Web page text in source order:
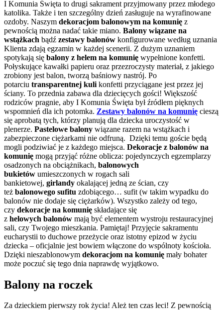
I Komunia Święta to drugi sakrament przyjmowany przez młodego
katolika. Także i ten szczególny dzień zasługuje na wyrafinowane
ozdoby. Naszym dekoracjom balonowym na komunię z
pewnością można nadać takie miano. Balony wiązane na
wstążkach bądź zestawy balonów konfigurowane według uznania
Klienta zdają egzamin w każdej scenerii. Z dużym uznaniem
spotykają się balony z helem na komunię wypełnione konfetti.
Połyskujące kawałki papieru oraz przezroczysty materiał, z jakiego
zrobiony jest balon, tworzą baśniowy nastrój. Po
potarciu transparentnej kuli konfetti przyciągane jest przez jej
ściany. To przednia zabawa dla dziecięcych gości! Większość
rodziców pragnie, aby I Komunia Święta był źródłem pięknych
wspomnień dla ich potomka. Zestawy balonów na komunię cieszą
się aprobatą tych, którzy planują dla dziecka uroczystość w
plenerze. Pastelowe balony wiązane razem na wstążkach i
zabezpieczone ciężarkami nie odfruną. Dzięki temu goście będą
mogli podziwiać je z każdego miejsca. Dekoracje z balonów na
komunię mogą przyjąć różne oblicza: pojedynczych egzemplarzy
osadzonych na obciążnikach, balonowych
bukietów umieszczonych w rogach sali
bankietowej, girlandy okalającej jedną ze ścian, czy
też balonowego sufitu zdobiącego… sufit (w takim wypadku do
balonów nie dodaje się ciężarków). Wszystko zależy od tego,
czy dekoracje na komunię składające się
z helowych balonów mają być elementem wystroju restauracyjnej
sali, czy Twojego mieszkania. Pamiętaj! Przyjęcie sakramentu
eucharystii to duchowe przeżycie oraz istotny epizod w życiu
dziecka – oficjalnie jest bowiem włączone do wspólnoty kościoła.
Dzięki nieszablonowym dekoracjom na komunię mały bohater
może poczuć się tego dnia naprawdę wyjątkowo.
Balony na roczek
Za dzieckiem pierwszy rok życia! Ależ ten czas leci! Z pewnością